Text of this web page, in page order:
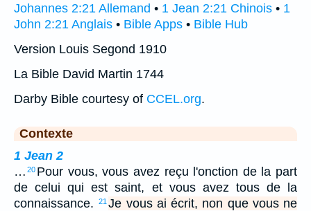
Johannes 2:21 Allemand • 1 Jean 2:21 Chinois • 1
John 2:21 Anglais • Bible Apps • Bible Hub
Version Louis Segond 1910
La Bible David Martin 1744
Darby Bible courtesy of CCEL.org.
Contexte
1 Jean 2
… 20 Pour vous, vous avez reçu l'onction de la part
de celui qui est saint, et vous avez tous de la
connaissance.
21 Je vous ai écrit, non que vous ne